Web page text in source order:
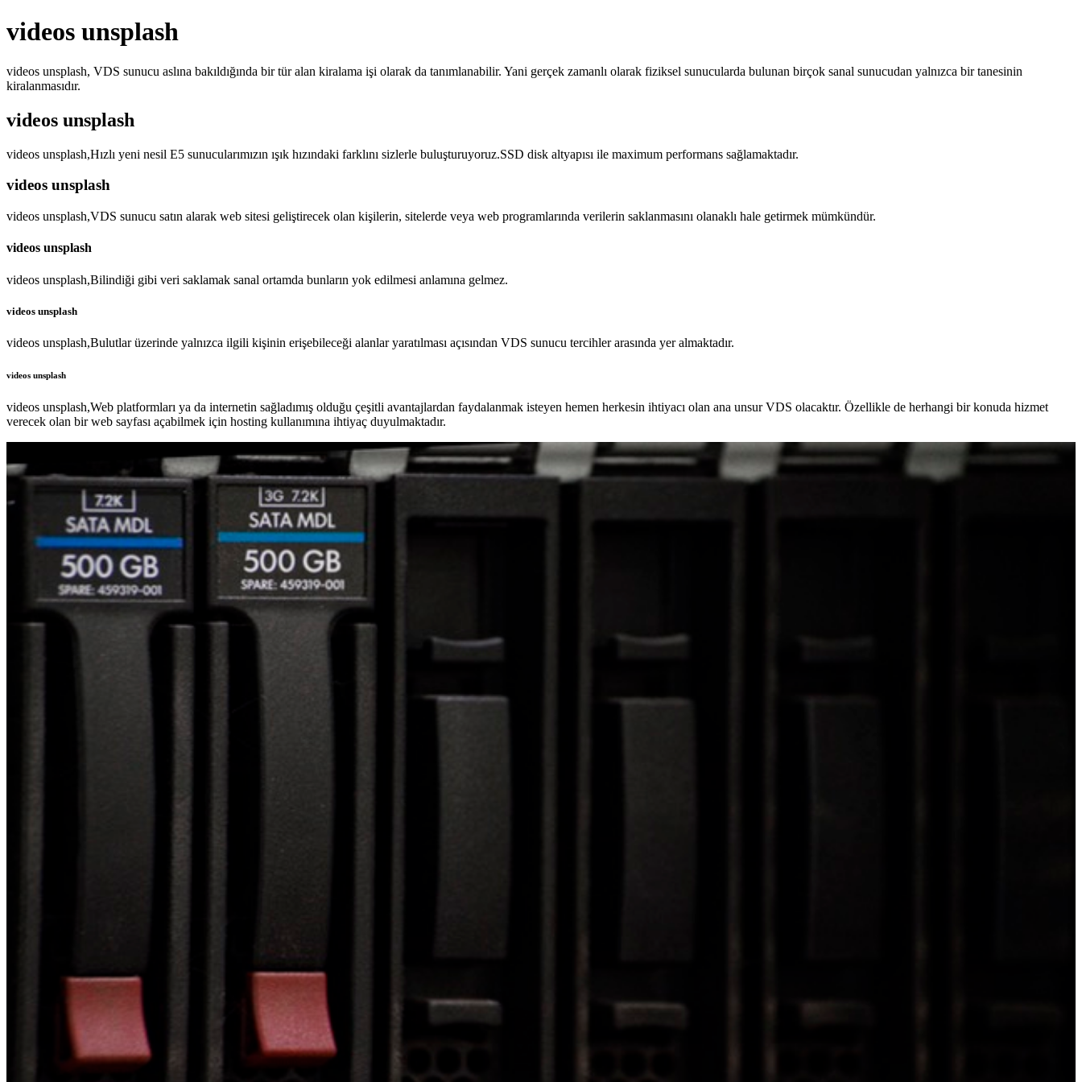
videos unsplash
videos unsplash, VDS sunucu aslına bakıldığında bir tür alan kiralama işi olarak da tanımlanabilir. Yani gerçek zamanlı olarak fiziksel sunucularda bulunan birçok sanal sunucudan yalnızca bir tanesinin
kiralanmasıdır.
videos unsplash
videos unsplash,Hızlı yeni nesil E5 sunucularımızın ışık hızındaki farklını sizlerle buluşturuyoruz.SSD disk altyapısı ile maximum performans sağlamaktadır.
videos unsplash
videos unsplash,VDS sunucu satın alarak web sitesi geliştirecek olan kişilerin, sitelerde veya web programlarında verilerin saklanmasını olanaklı hale getirmek mümkündür.
videos unsplash
videos unsplash,Bilindiği gibi veri saklamak sanal ortamda bunların yok edilmesi anlamına gelmez.
videos unsplash
videos unsplash,Bulutlar üzerinde yalnızca ilgili kişinin erişebileceği alanlar yaratılması açısından VDS sunucu tercihler arasında yer almaktadır.
videos unsplash
videos unsplash,Web platformları ya da internetin sağladımış olduğu çeşitli avantajlardan faydalanmak isteyen hemen herkesin ihtiyacı olan ana unsur VDS olacaktır. Özellikle de herhangi bir konuda hizmet
verecek olan bir web sayfası açabilmek için hosting kullanımına ihtiyaç duyulmaktadır.